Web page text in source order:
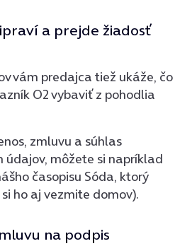
a prejde žiadosť
vám predajca tiež ukáže, čo
O2 vybaviť z pohodlia
zmluvu a súhlas
údajov, môžete si napríklad
časopisu Sóda, ktorý
ho aj vezmite domov).
na podpis